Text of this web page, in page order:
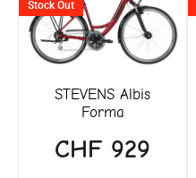
Stock Out
STEVENS Albis
Forma
CHF 929